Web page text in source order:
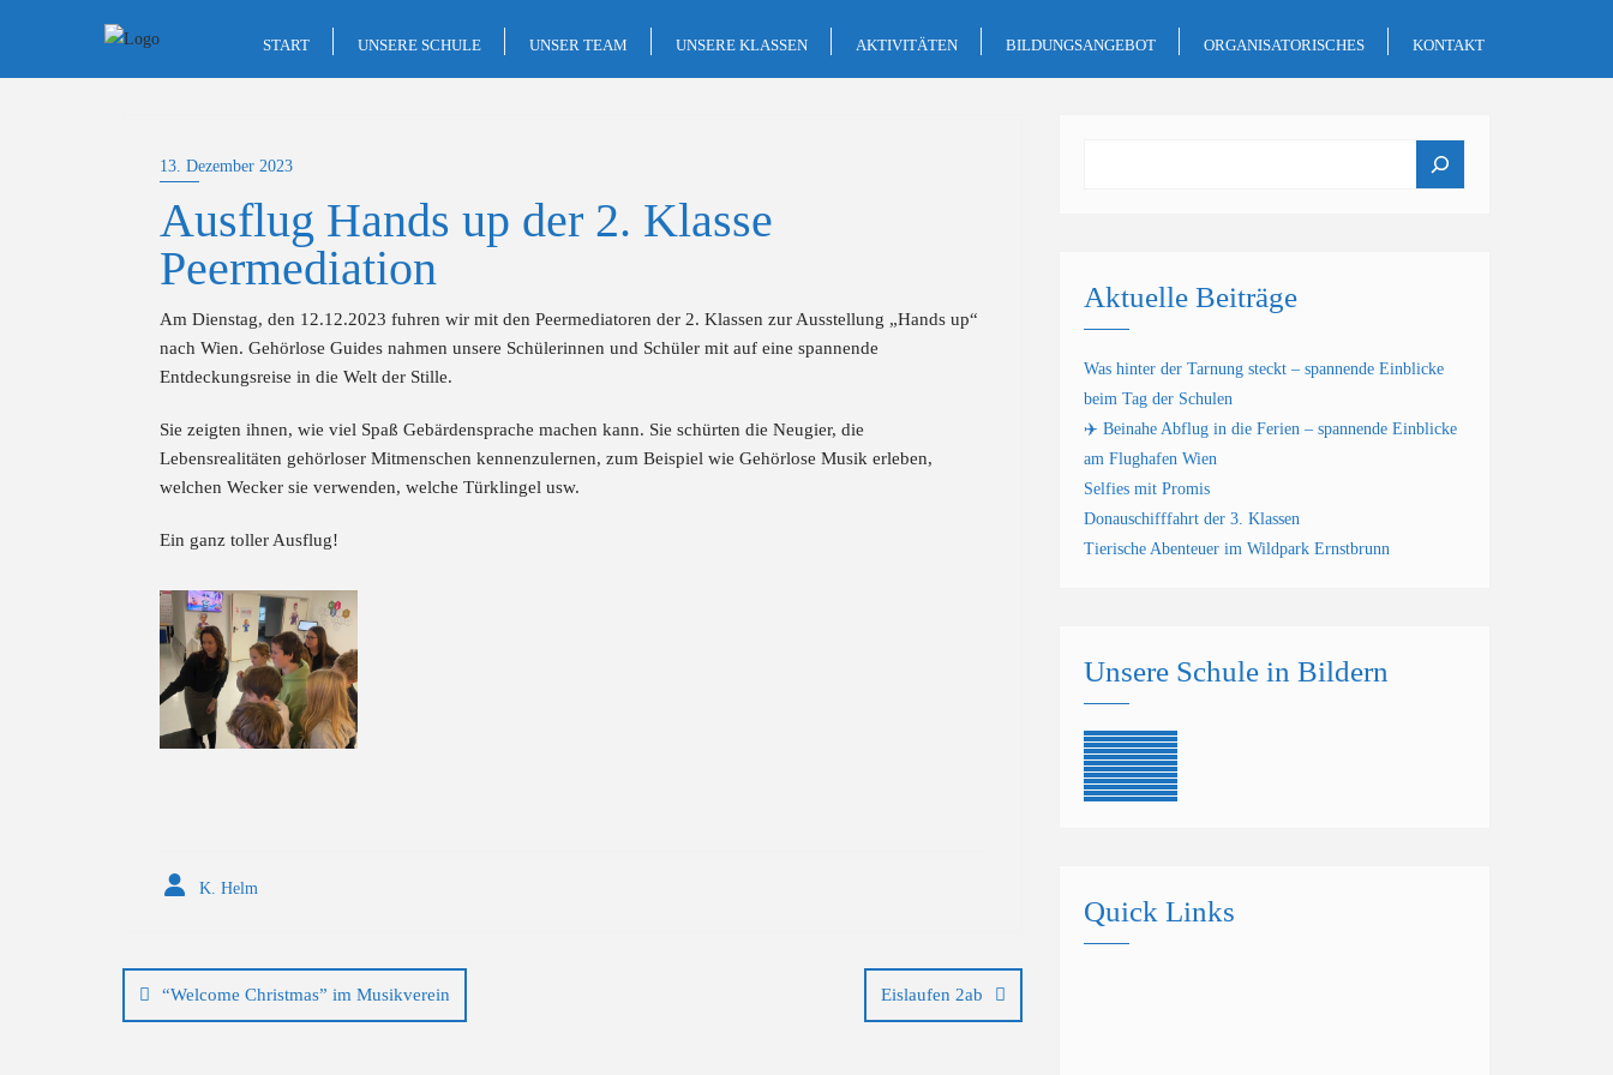
content
START UNSERE SCHULE UNSER TEAM UNSERE KLASSEN AKTIVITÄTEN BILDUNGSANGEBOT ORGANISATORISCHES KONTAKT
13. Dezember 2023
Ausflug Hands up der 2. Klasse
Peermediation
Am Dienstag, den 12.12.2023 fuhren wir mit den Peermediatoren der 2. Klassen zur Ausstellung „Hands up“
nach Wien. Gehörlose Guides nahmen unsere Schülerinnen und Schüler mit auf eine spannende
Entdeckungsreise in die Welt der Stille.
Sie zeigten ihnen, wie viel Spaß Gebärdensprache machen kann. Sie schürten die Neugier, die
Lebensrealitäten gehörloser Mitmenschen kennenzulernen, zum Beispiel wie Gehörlose Musik erleben,
welchen Wecker sie verwenden, welche Türklingel usw.
Ein ganz toller Ausflug!
K. Helm
“Welcome Christmas” im Musikverein Eislaufen 2ab
Aktuelle Beiträge
Was hinter der Tarnung steckt – spannende Einblicke
beim Tag der Schulen
✈️ Beinahe Abflug in die Ferien – spannende Einblicke
am Flughafen Wien
Selfies mit Promis
Donauschifffahrt der 3. Klassen
Tierische Abenteuer im Wildpark Ernstbrunn
Unsere Schule in Bildern
Quick Links